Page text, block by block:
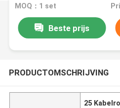
MOQ：1 set
Beste prijs
PRODUCTOMSCHRIJVING
25